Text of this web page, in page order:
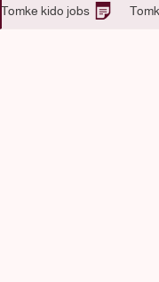
Austria (Tomke kido jobs )